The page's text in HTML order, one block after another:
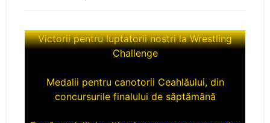
Victorii pentru luptatorii nostri la Wrestling
Challenge
concursurile finalului de săptămână